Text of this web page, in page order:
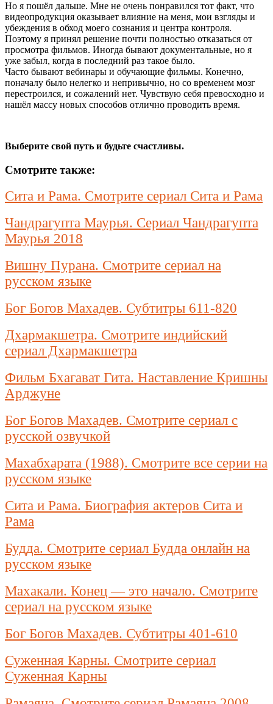
Но я пошёл дальше. Мне не очень понравился тот факт, что
видеопродукция оказывает влияние на меня, мои взгляды и
убеждения в обход моего сознания и центра контроля.
Поэтому я принял решение почти полностью отказаться от
просмотра фильмов. Иногда бывают документальные, но я
уже забыл, когда в последний раз такое было.
Часто бывают вебинары и обучающие фильмы. Конечно,
поначалу было нелегко и непривычно, но со временем мозг
перестроился, и сожалений нет. Чувствую себя превосходно и
нашёл массу новых способов отлично проводить время.
Выберите свой путь и будьте счастливы.
Смотрите также:
Сита и Рама. Смотрите сериал Сита и Рама
Чандрагупта Маурья. Сериал Чандрагупта
Маурья 2018
Вишну Пурана. Смотрите сериал на
русском языке
Бог Богов Махадев. Субтитры 611-820
Дхармакшетра. Смотрите индийский
сериал Дхармакшетра
Фильм Бхагават Гита. Наставление Кришны
Арджуне
Бог Богов Махадев. Смотрите сериал с
русской озвучкой
Махабхарата (1988). Смотрите все серии на
русском языке
Сита и Рама. Биография актеров Сита и
Рама
Будда. Смотрите сериал Будда онлайн на
русском языке
Махакали. Конец — это начало. Смотрите
сериал на русском языке
Бог Богов Махадев. Субтитры 401-610
Суженная Карны. Смотрите сериал
Суженная Карны